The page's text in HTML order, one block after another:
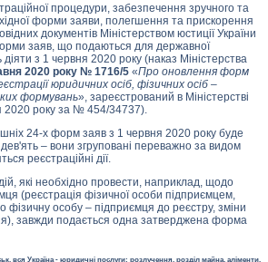
процедури, забезпечення зручного та
форми заяви, полегшення та прискорення
документів Міністерством юстиції України
заяв, що подаються для державної
діяти з 1 червня 2020 року (наказ Міністерства
2020 року № 1716/5 «Про оновлення форм
юридичних осіб, фізичних осіб –
формувань», зареєстрований в Міністерстві
2020 року за № 454/34737).
24-х форм заяв з 1 червня 2020 року буде
– вони згруповані переважно за видом
реєстраційні дії.
які необхідно провести, наприклад, щодо
(реєстрація фізичної особи підприємцем,
фізичну особу – підприємця до реєстру, зміни
завжди подається одна затверджена форма
вся Україна - юридичні послуги: розлучення, розділ майна, аліменти,